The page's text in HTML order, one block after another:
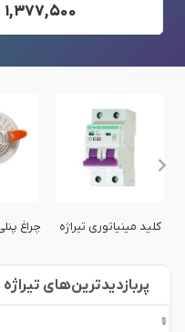
۱,۳۷۷,۵۰۰
کلید مینیاتوری تیراژه چراغ
پربازدید‌ترین‌های تیراژه